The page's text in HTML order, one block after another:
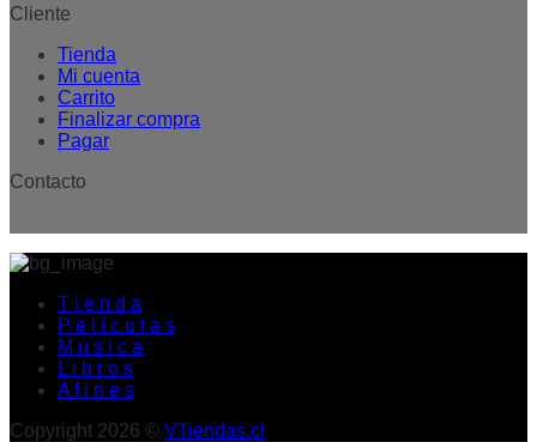
Cliente
Tienda
Mi cuenta
Carrito
Finalizar compra
Pagar
Contacto
T i e n d a
P e l í c u l a s
M u s i c a
L i b r o s
A f i n e s
Copyright 2026 © VTiendas.cl